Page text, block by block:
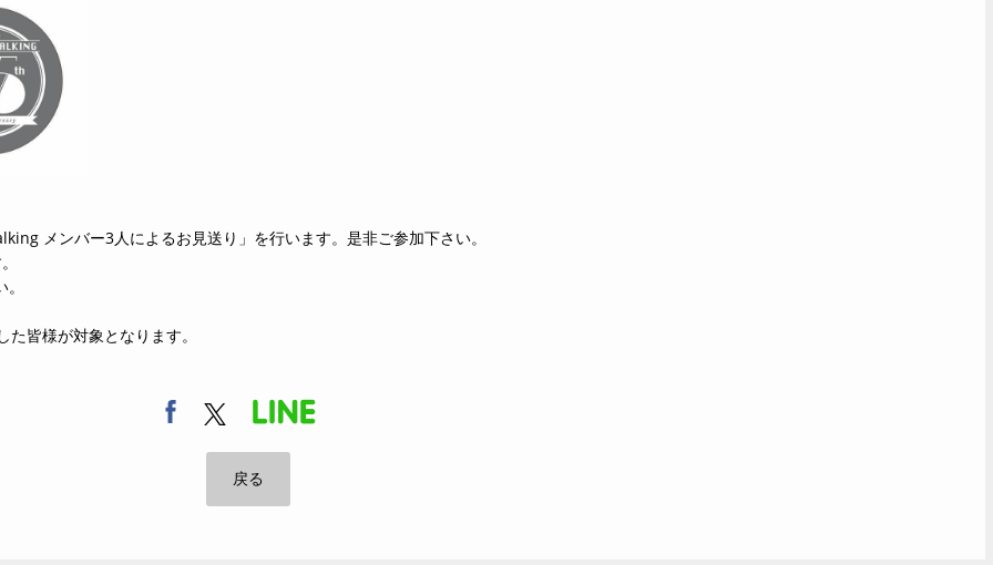
メンバー3人によるお見送り」を行います。是非ご参加下さい。
皆様が対象となります。
戻る